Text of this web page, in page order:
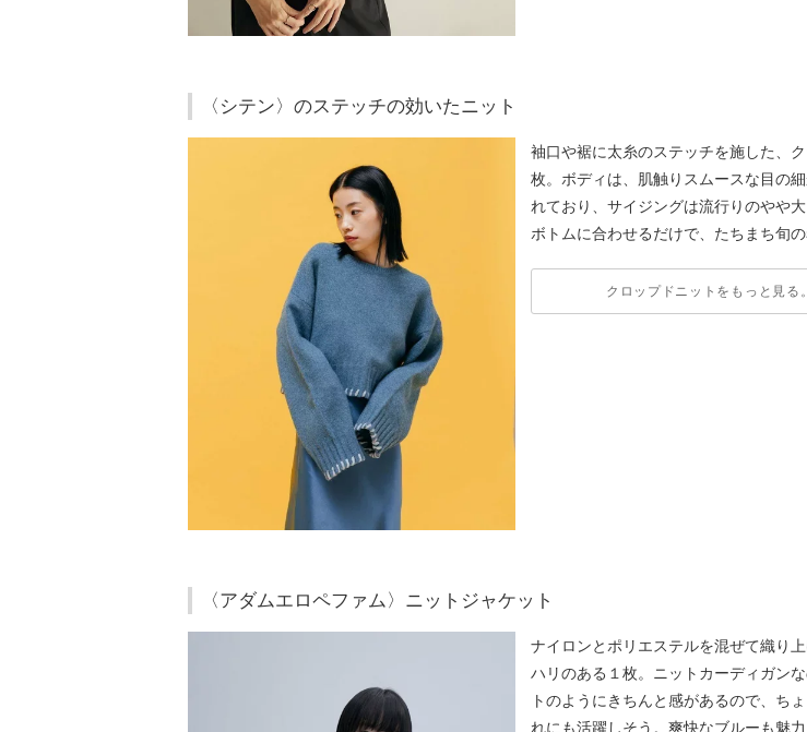
〈シテン〉のステッチの効いたニット
袖口や裾に太糸のステッチを施した、ク
枚。ボディは、肌触りスムースな目の
れており、サイジングは流行りのやや
ボトムに合わせるだけで、たちまち旬の
クロップドニットをもっと見る。
〈アダムエロペファム〉ニットジャケット
ナイロンとポリエステルを混ぜて織り
ハリのある１枚。ニットカーディガン
トのようにきちんと感があるので、ち
れにも活躍しそう。爽快なブルーも魅力